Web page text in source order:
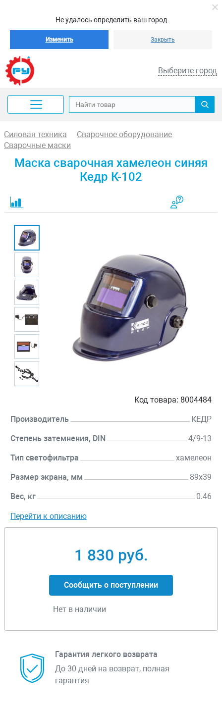
Не удалось определить ваш город
Изменить Закрыть
Выберите город
Силовая техника
Сварочное оборудование
Сварочные маски
Маска сварочная хамелеон синяя
Кедр К-102
Код товара: 8004484
Производитель КЕДР
Степень затемнения, DIN 4/9-13
Тип светофильтра хамелеон
Размер экрана, мм 89х39
Вес, кг 0.46
Перейти к описанию
1 830 руб.
Сообщить о поступлении
Нет в наличии
Гарантия легкого возврата
До 30 дней на возврат, полная
гарантия